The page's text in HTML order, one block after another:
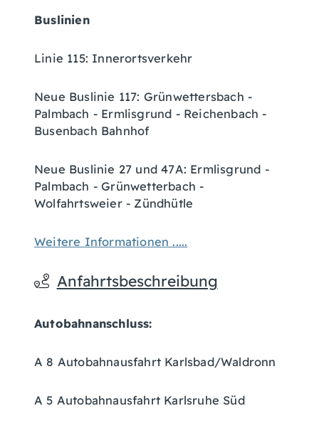
Buslinien
Linie 115: Innerortsverkehr
Neue Buslinie 117: Grünwettersbach -
Palmbach - Ermlisgrund - Reichenbach -
Busenbach Bahnhof
Neue Buslinie 27 und 47A: Ermlisgrund -
Palmbach - Grünwetterbach -
Wolfahrtsweier - Zündhütle
Weitere Informationen .....
Anfahrtsbeschreibung
Autobahnanschluss:
A 8 Autobahnausfahrt Karlsbad/Waldronn
A 5 Autobahnausfahrt Karlsruhe Süd